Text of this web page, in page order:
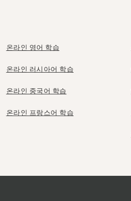
온라인 영어 학습
온라인 러시아어 학습
온라인 중국어 학습
온라인 프랑스어 학습